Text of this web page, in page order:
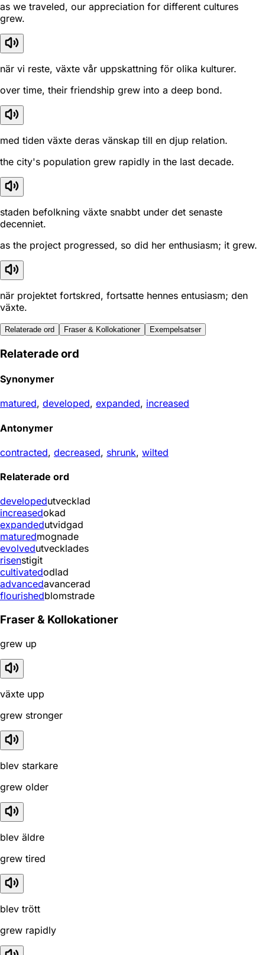
as we traveled, our appreciation for different cultures
grew.
när vi reste, växte vår uppskattning för olika kulturer.
over time, their friendship grew into a deep bond.
med tiden växte deras vänskap till en djup relation.
the city's population grew rapidly in the last decade.
staden befolkning växte snabbt under det senaste
decenniet.
as the project progressed, so did her enthusiasm; it grew.
när projektet fortskred, fortsatte hennes entusiasm; den
växte.
Relaterade ord Fraser & Kollokationer Exempelsatser
Relaterade ord
Synonymer
matured, developed, expanded, increased
Antonymer
contracted, decreased, shrunk, wilted
Relaterade ord
developedutvecklad
increasedokad
expandedutvidgad
maturedmognade
evolvedutvecklades
risenstigit
cultivatedodlad
advancedavancerad
flourishedblomstrade
Fraser & Kollokationer
grew up
växte upp
grew stronger
blev starkare
grew older
blev äldre
grew tired
blev trött
grew rapidly